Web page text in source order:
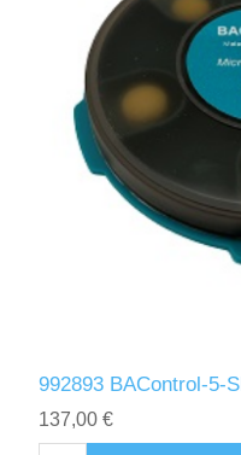
992893 BAControl-5-
137,00 €